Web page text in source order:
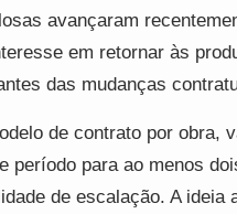
avançaram
em retornar às
das mudanças
de contrato por obra,
período para ao menos
de escalação. A ideia